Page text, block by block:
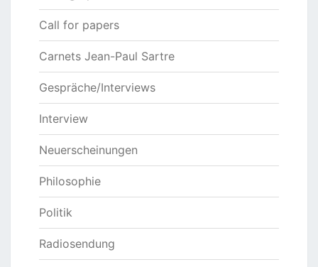
Call for papers
Carnets Jean-Paul Sartre
Gespräche/Interviews
Interview
Neuerscheinungen
Philosophie
Politik
Radiosendung